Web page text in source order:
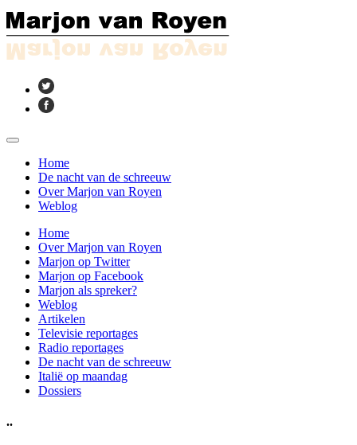
Home
De nacht van de schreeuw
Over Marjon van Royen
Weblog
Home
Over Marjon van Royen
Marjon op Twitter
Marjon op Facebook
Marjon als spreker?
Weblog
Artikelen
Televisie reportages
Radio reportages
De nacht van de schreeuw
Italië op maandag
Dossiers
..